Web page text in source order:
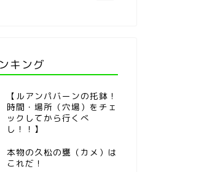
ンキング
【ルアンパバーンの托鉢！
時間・場所（穴場）をチェ
ックしてから行くべ
し！！】
本物の久松の甕（カメ）は
これだ！